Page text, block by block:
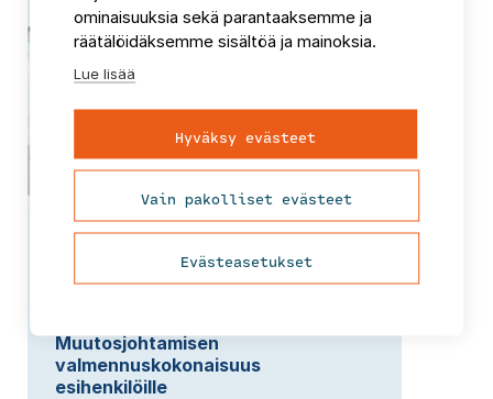
Muutosjohtamisen
valmennuskokonaisuus
esihenkilöille
ominaisuuksia sekä parantaaksemme ja
räätälöidäksemme sisältöä ja mainoksia.
Lue lisää
Hyväksy evästeet
Vain pakolliset evästeet
Evästeasetukset